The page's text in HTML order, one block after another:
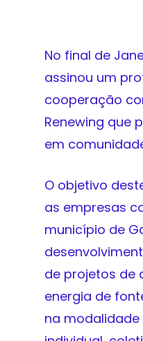
No final de
assinou um
cooperação
Renewing que
em
O objetivo
as empresas
município de
de projetos de
energia de
na